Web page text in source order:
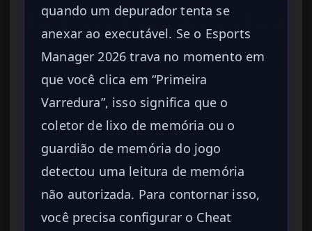
quando um depurador tenta se
anexar ao executável. Se o Esports
Manager 2026 trava no momento em
que você clica em “Primeira
Varredura”, isso significa que o
coletor de lixo de memória ou o
guardião de memória do jogo
detectou uma leitura de memória
não autorizada. Para contornar isso,
você precisa configurar o Cheat